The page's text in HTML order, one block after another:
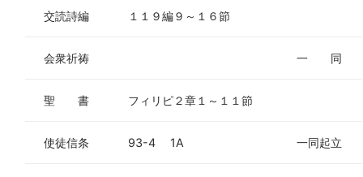
交読詩編 １１９編９～１６節
会衆祈祷 一 同
聖 書 フィリピ２章１～１１節
使徒信条 93-4 1A 一同起立